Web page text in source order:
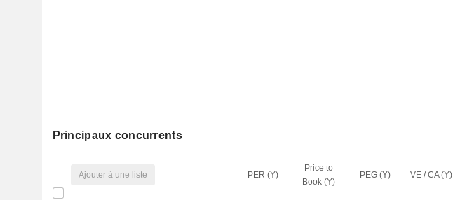
Principaux concurrents
Ajouter à une liste PER (Y)
Price to
Book (Y)
PEG (Y) VE / CA (Y)